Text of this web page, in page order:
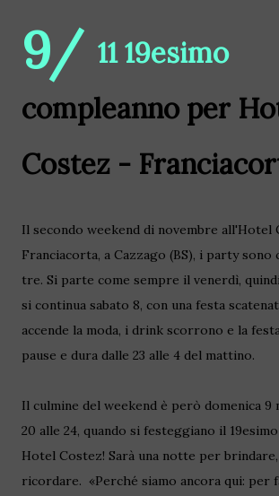
9/ 11 19esimo
compleanno per
Costez -
Il secondo weekend di novembre all'Hotel
Franciacorta, a Cazzago (BS), i party sono
tre. Si parte come sempre il venerdì,
si continua sabato 8, con una festa
accende la moda, i drink scorrono e la
pause e dura dalle 23 alle 4 del mattino.
Il culmine del weekend è però domenica 9
20 alle 24, quando si festeggiano il
Hotel Costez! Sarà una notte per
ricordare. «Perché siamo ancora qui: per